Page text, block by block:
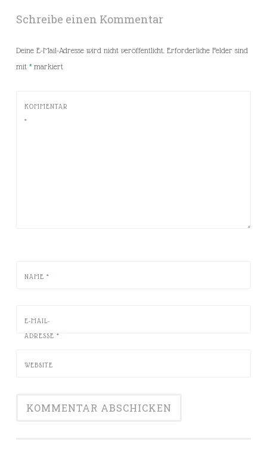
Schreibe einen Kommentar
Deine E-Mail-Adresse wird nicht veröffentlicht. Erforderliche Felder sind
mit *markiert
KOMMENTAR
*
NAME *
E-MAIL-
ADRESSE *
WEBSITE